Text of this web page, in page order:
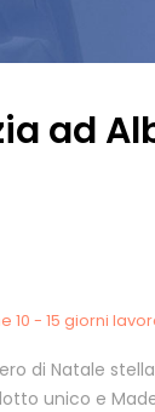
ad
10 - 15 giorni
di Natale
unico e